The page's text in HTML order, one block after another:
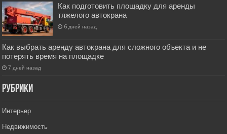
Как подготовить площадку для аренды
тяжелого автокрана
6 дней назад
Как выбрать аренду автокрана для сложного объекта и не
потерять время на площадке
7 дней назад
РУбрики
Интерьер
Недвижимость